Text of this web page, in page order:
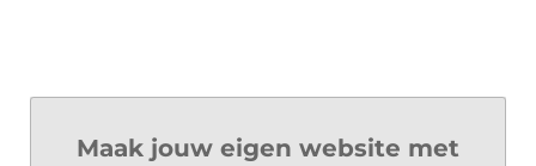
Maak jouw eigen website met